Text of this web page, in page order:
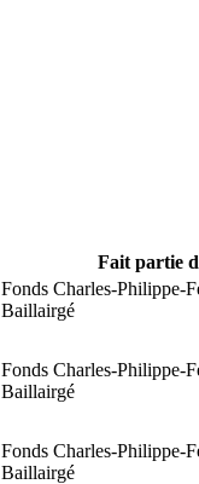
Fait partie
Fonds Charles-Philippe-
Baillairgé
Fonds Charles-Philippe-
Baillairgé
Fonds Charles-Philippe-
Baillairgé